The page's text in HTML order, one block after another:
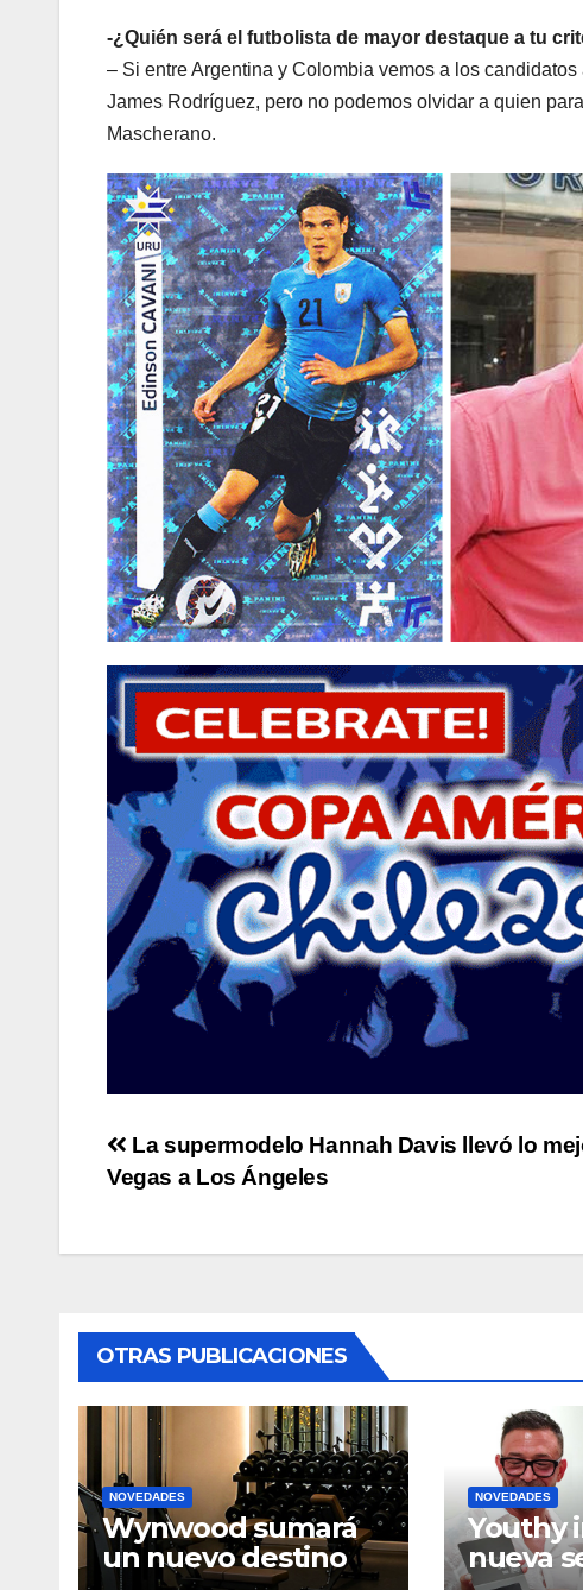
-¿Quién será el futbolista de mayor destaque a tu
– Si entre Argentina y Colombia vemos a los
James Rodríguez, pero no podemos olvidar a quien
Mascherano.
Post
navigation
La supermodelo Hannah Davis llevó lo
Vegas a Los Ángeles
OTRAS PUBLICACIONES
NOVEDADES
Wynwood sumará
un nuevo destino
NOVEDADES
Youthy
nueva